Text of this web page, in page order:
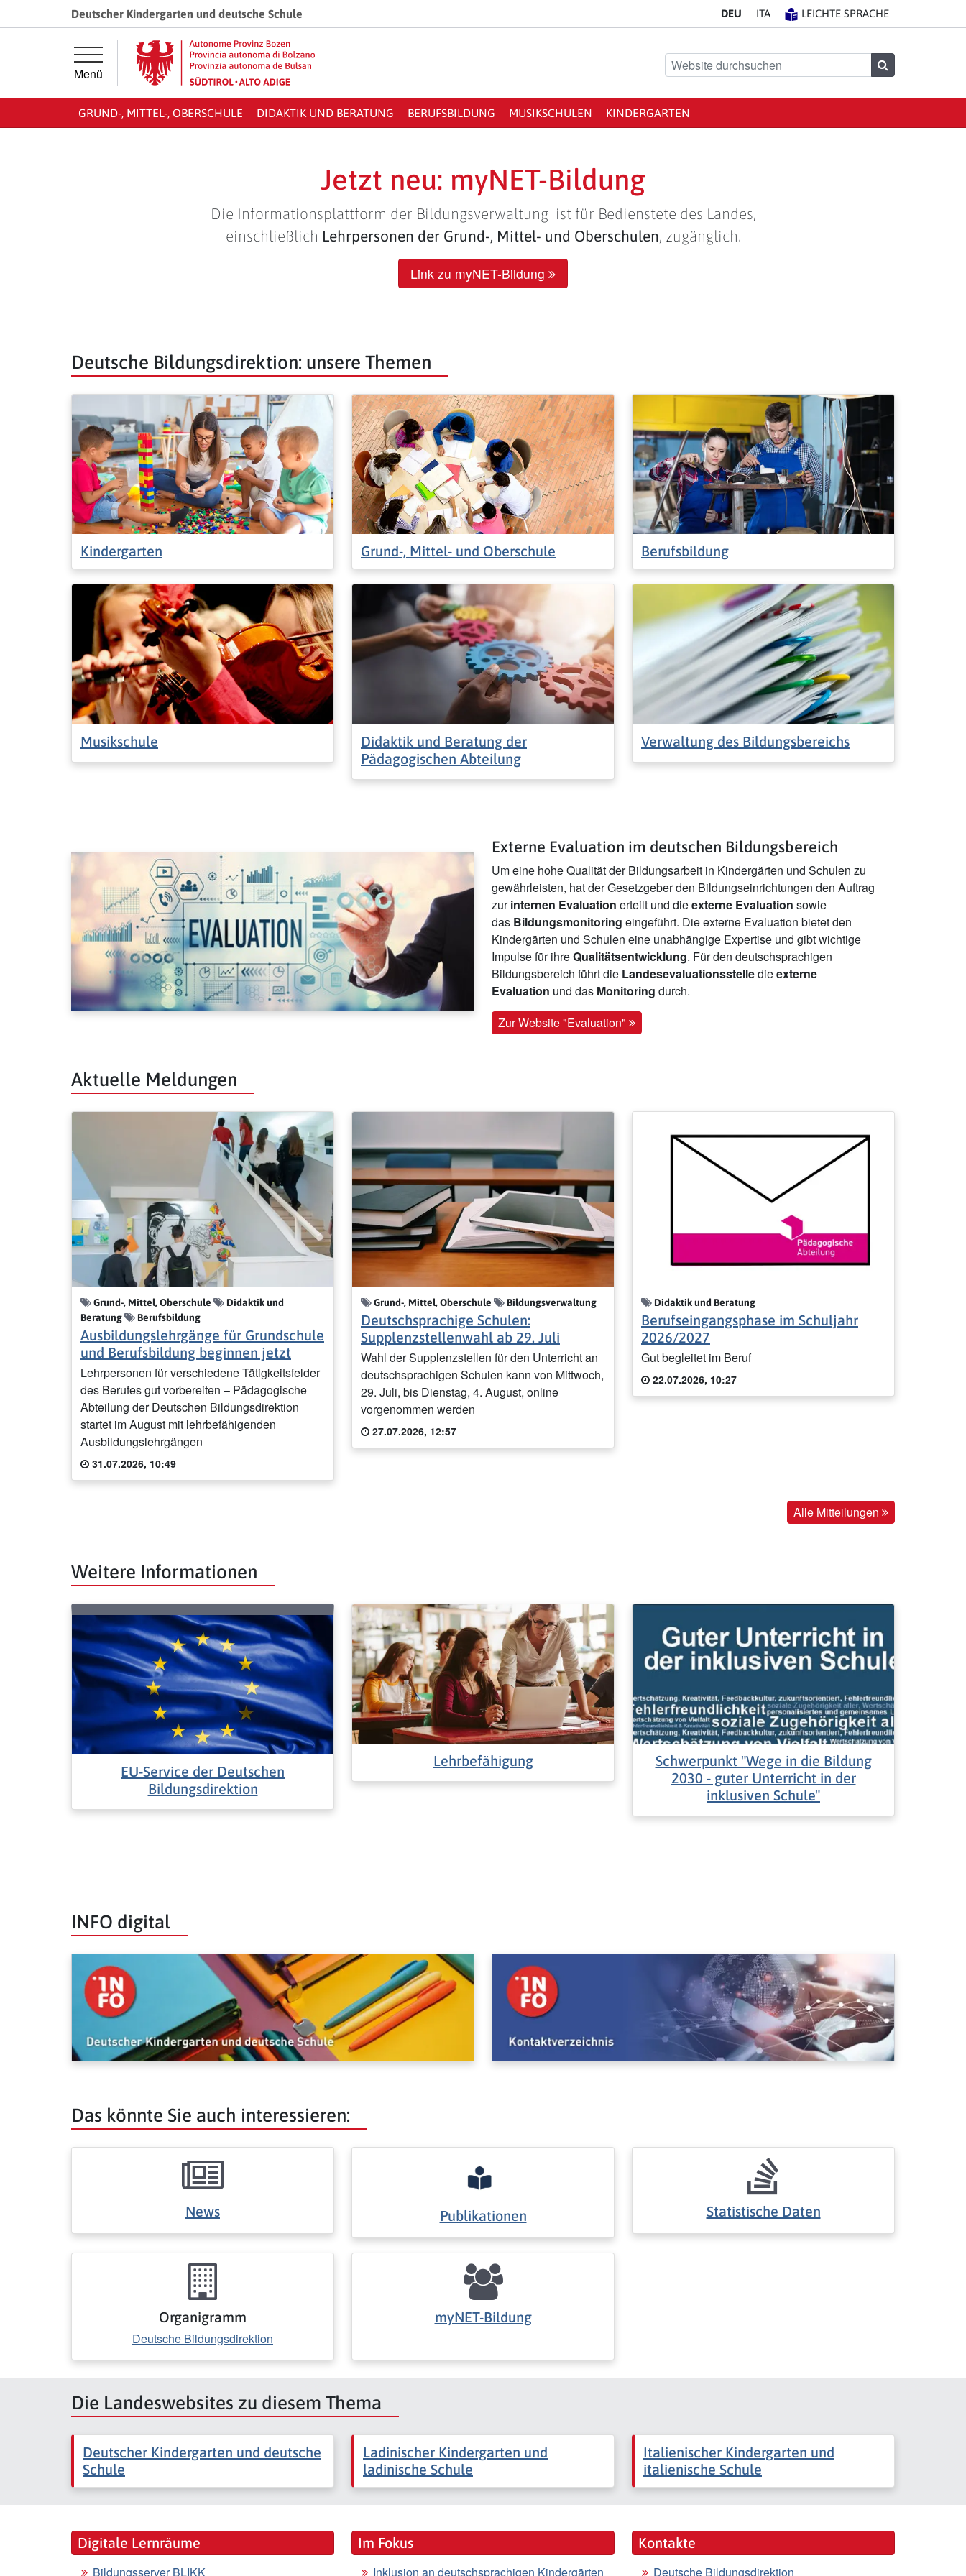
Springe direkt zur Hauptnavigation
Springe direkt zum InhaltDeutscher Kindergarten und deutsche Schule DEU ITA LEICHTE SPRACHE
Menü
Website durchsuchen
GRUND-, MITTEL-, OBERSCHULE DIDAKTIK UND BERATUNG BERUFSBILDUNG MUSIKSCHULEN KINDERGARTEN
Jetzt neu: myNET-Bildung
Die Informationsplattform der Bildungsverwaltung ist für Bedienstete des Landes,
einschließlich Lehrpersonen der Grund-, Mittel- und Oberschulen, zugänglich.
Link zu myNET-Bildung
Deutsche Bildungsdirektion: unsere Themen
Kindergarten Grund-, Mittel- und Oberschule Berufsbildung
Musikschule
Didaktik und Beratung der
Pädagogischen Abteilung
Verwaltung des Bildungsbereichs
Externe Evaluation im deutschen Bildungsbereich
Um eine hohe Qualität der Bildungsarbeit in Kindergärten und Schulen zu
gewährleisten, hat der Gesetzgeber den Bildungseinrichtungen den Auftrag
zurinternen Evaluation erteilt und dieexterne Evaluation sowie
das Bildungsmonitoring eingeführt. Die externe Evaluation bietet den
Kindergärten und Schulen eine unabhängige Expertise und gibt wichtige
Impulse für ihreQualitätsentwicklung. Für den deutschsprachigen
Bildungsbereich führt die Landesevaluationsstelledieexterne
Evaluation und das Monitoring durch.
Zur Website "Evaluation"
Aktuelle Meldungen
Grund-, Mittel, Oberschule
Didaktik und
Beratung
Berufsbildung
Ausbildungslehrgänge für Grundschule
und Berufsbildung beginnen jetzt
Lehrpersonen für verschiedene Tätigkeitsfelder
des Berufes gut vorbereiten – Pädagogische
Abteilung der Deutschen Bildungsdirektion
startet im August mit lehrbefähigenden
Ausbildungslehrgängen
31.07.2026, 10:49
Grund-, Mittel, Oberschule Bildungsverwaltung
Deutschsprachige Schulen:
Supplenzstellenwahl ab 29. Juli
Wahl der Supplenzstellen für den Unterricht an
deutschsprachigen Schulen kann von Mittwoch,
29. Juli, bis Dienstag, 4. August, online
vorgenommen werden
27.07.2026, 12:57
Didaktik und Beratung
Berufseingangsphase im Schuljahr
2026/2027
Gut begleitet im Beruf
22.07.2026, 10:27
Alle Mitteilungen
Weitere Informationen
EU-Service der Deutschen
Bildungsdirektion
Lehrbefähigung
Schwerpunkt "Wege in die Bildung
2030 - guter Unterricht in der
inklusiven Schule"
INFO digital
Das könnte Sie auch interessieren:
News Publikationen Statistische Daten
Organigramm
Deutsche Bildungsdirektion
myNET-Bildung
Die Landeswebsites zu diesem Thema
Deutscher Kindergarten und deutsche
Schule
Ladinischer Kindergarten und
ladinische Schule
Italienischer Kindergarten und
italienische Schule
Digitale Lernräume
Bildungsserver BLIKK
Im Fokus
Inklusion an deutschsprachigen Kindergärten
Kontakte
Deutsche Bildungsdirektion